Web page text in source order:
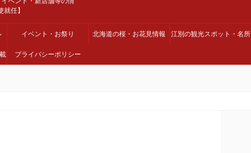
任】
イベント・お祭り 北海道の桜・お花見情報 江別の観光スポット・名所
プライバシーポリシー